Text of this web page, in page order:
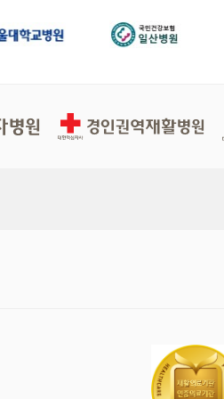
경인권역적십자병원